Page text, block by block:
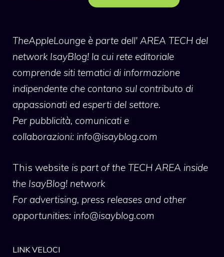
TheAppleLounge è parte dell' AREA TECH del
network IsayBlog! la cui rete editoriale
comprende siti tematici di informazione
indipendente che contano sul contributo di
appassionati ed esperti del settore.
Per pubblicità, comunicati e
collaborazioni: info@isayblog.com
This website is part of the TECH AREA inside
the IsayBlog! network
For advertising, press releases and other
opportunities: info@isayblog.com
LINK VELOCI